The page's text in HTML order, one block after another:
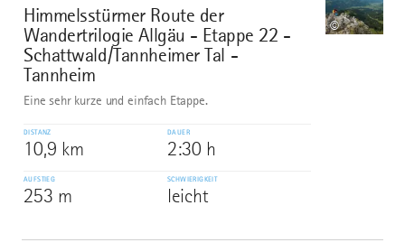
6
Himmelsstürmer Route der
Wandertrilogie Allgäu - Etappe 22 -
Schattwald/Tannheimer Tal -
Tannheim
©
Eine sehr kurze und einfach Etappe.
DISTANZ
10,9 km
DAUER
2:30 h
AUFSTIEG
253 m
SCHWIERIGKEIT
leicht